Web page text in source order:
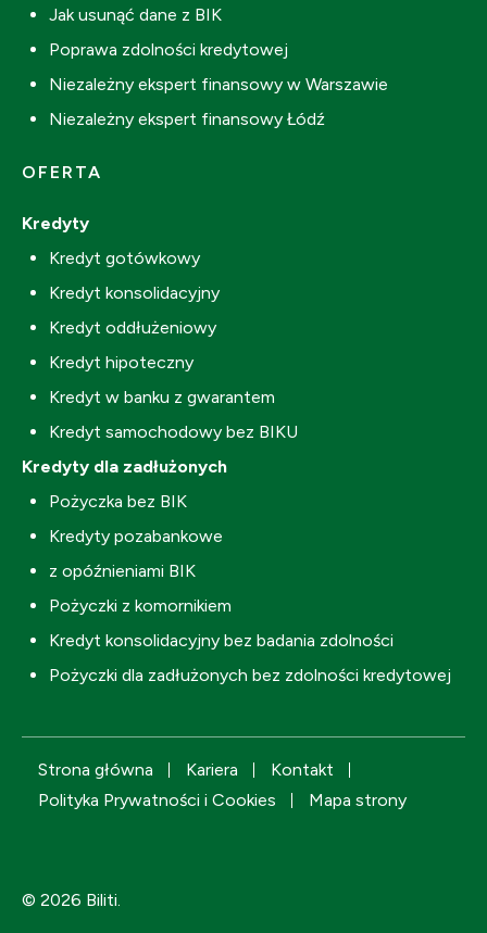
Jak usunąć dane z BIK
Poprawa zdolności kredytowej
Niezależny ekspert finansowy w Warszawie
Niezależny ekspert finansowy Łódź
OFERTA
Kredyty
Kredyt gotówkowy
Kredyt konsolidacyjny
Kredyt oddłużeniowy
Kredyt hipoteczny
Kredyt w banku z gwarantem
Kredyt samochodowy bez BIKU
Kredyty dla zadłużonych
Pożyczka bez BIK
Kredyty pozabankowe
z opóźnieniami BIK
Pożyczki z komornikiem
Kredyt konsolidacyjny bez badania zdolności
Pożyczki dla zadłużonych bez zdolności kredytowej
© 2026 Biliti.
Strona główna Kariera
Kontakt
Polityka Prywatności i Cookies
Mapa strony